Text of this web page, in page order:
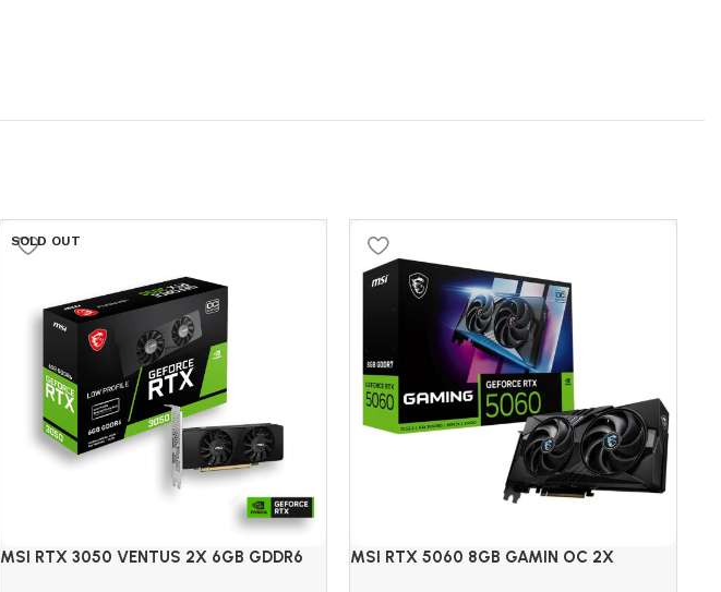
SOLD OUT
MSI RTX 3050 VENTUS 2X 6GB GDDR6 MSI RTX 5060 8GB GAMIN OC 2X